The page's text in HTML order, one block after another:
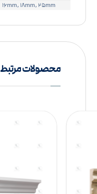
۱۶mm, ۱۸mm, ۲۵mm
محصولات مرتبط